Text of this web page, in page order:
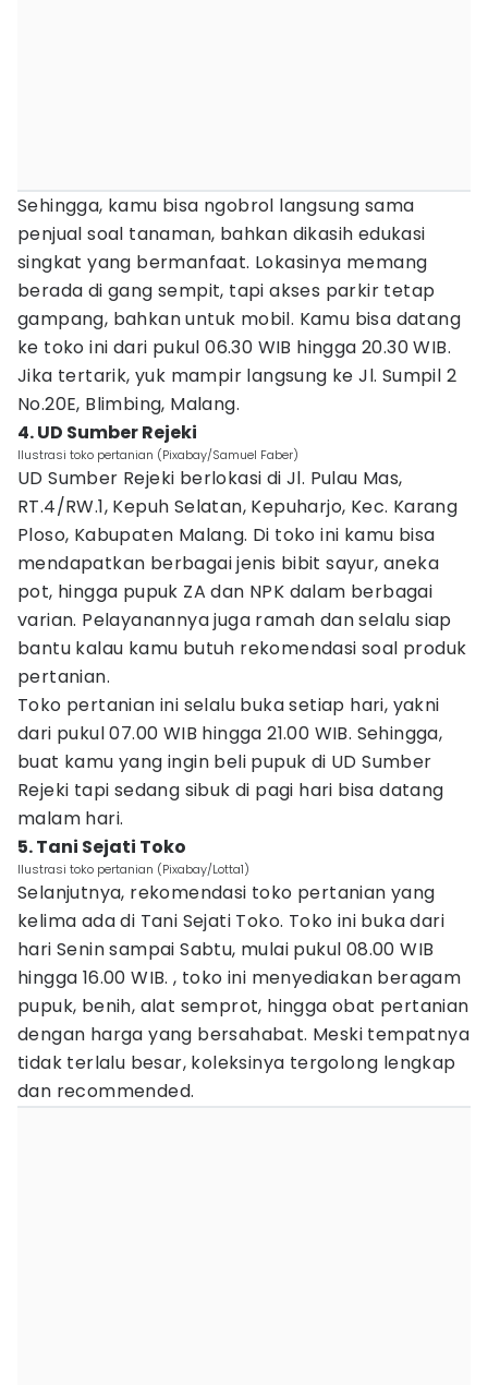
Sehingga, kamu bisa ngobrol langsung sama
penjual soal tanaman, bahkan dikasih edukasi
singkat yang bermanfaat. Lokasinya memang
berada di gang sempit, tapi akses parkir tetap
gampang, bahkan untuk mobil. Kamu bisa datang
ke toko ini dari pukul 06.30 WIB hingga 20.30 WIB.
Jika tertarik, yuk mampir langsung ke Jl. Sumpil 2
No.20E, Blimbing, Malang.
4. UD Sumber Rejeki
Ilustrasi toko pertanian (Pixabay/Samuel Faber)
UD Sumber Rejeki berlokasi di Jl. Pulau Mas,
RT.4/RW.1, Kepuh Selatan, Kepuharjo, Kec. Karang
Ploso, Kabupaten Malang. Di toko ini kamu bisa
mendapatkan berbagai jenis bibit sayur, aneka
pot, hingga pupuk ZA dan NPK dalam berbagai
varian. Pelayanannya juga ramah dan selalu siap
bantu kalau kamu butuh rekomendasi soal produk
pertanian.
Toko pertanian ini selalu buka setiap hari, yakni
dari pukul 07.00 WIB hingga 21.00 WIB. Sehingga,
buat kamu yang ingin beli pupuk di UD Sumber
Rejeki tapi sedang sibuk di pagi hari bisa datang
malam hari.
5. Tani Sejati Toko
Ilustrasi toko pertanian (Pixabay/Lotta1)
Selanjutnya, rekomendasi toko pertanian yang
kelima ada di Tani Sejati Toko. Toko ini buka dari
hari Senin sampai Sabtu, mulai pukul 08.00 WIB
hingga 16.00 WIB. , toko ini menyediakan beragam
pupuk, benih, alat semprot, hingga obat pertanian
dengan harga yang bersahabat. Meski tempatnya
tidak terlalu besar, koleksinya tergolong lengkap
dan recommended.